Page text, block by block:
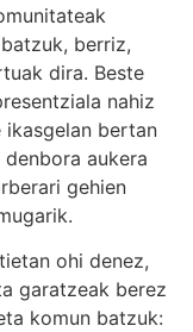
berriz,
dira. Beste
nahiz
ikasgelan bertan
aukera
gehien
ohi denez,
garatzeak berez
komun batzuk: